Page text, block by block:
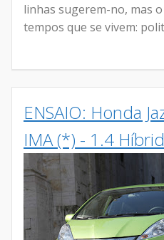
linhas sugerem-no, mas
tempos que se vivem:
ENSAIO: Honda
IMA (*) - 1.4